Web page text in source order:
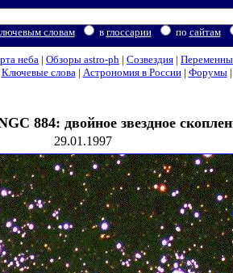
словам в глоссарии по сайтам
неба | Обзоры astro-ph | Созвездия |
Ключевые слова| Астрономия в России| Форумы|
884: двойное звездное
29.01.1997